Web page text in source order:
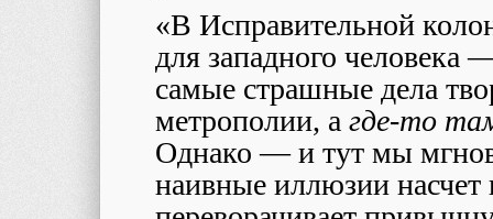
«В Исправительной
для западного человека
самые страшные дела
метрополии, а где-то
Однако — и тут мы
наивные иллюзии